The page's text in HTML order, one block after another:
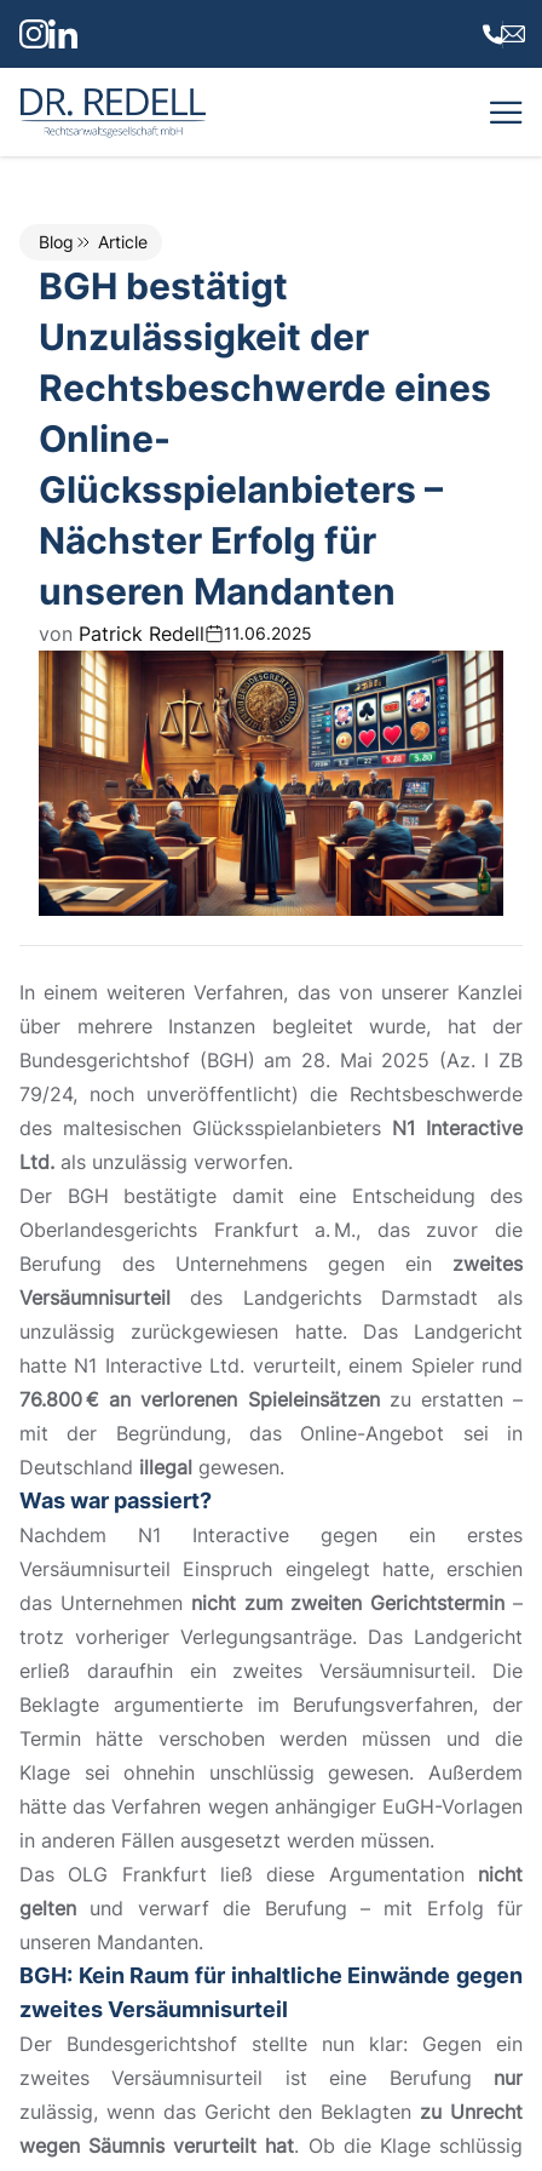
Dr. Redell Rechtsanwaltsgesellschaft mbH
Blog Article
BGH bestätigt
Unzulässigkeit der
Rechtsbeschwerde eines
Online-
Glücksspielanbieters –
Nächster Erfolg für
unseren Mandanten
von Patrick Redell 11.06.2025
In einem weiteren Verfahren, das von unserer Kanzlei
über mehrere Instanzen begleitet wurde, hat der
Bundesgerichtshof (BGH) am 28. Mai 2025 (Az. I ZB
79/24, noch unveröffentlicht) die Rechtsbeschwerde
des maltesischen Glücksspielanbieters N1 Interactive
Ltd. als unzulässig verworfen.
Der BGH bestätigte damit eine Entscheidung des
Oberlandesgerichts Frankfurt a. M., das zuvor die
Berufung des Unternehmens gegen ein zweites
Versäumnisurteil des Landgerichts Darmstadt als
unzulässig zurückgewiesen hatte. Das Landgericht
hatte N1 Interactive Ltd. verurteilt, einem Spieler rund
76.800 € an verlorenen Spieleinsätzenzu erstatten –
mit der Begründung, das Online-Angebot sei in
Deutschland illegal gewesen.
Was war passiert?
Nachdem N1 Interactive gegen ein erstes
Versäumnisurteil Einspruch eingelegt hatte, erschien
das Unternehmen nicht zum zweiten Gerichtstermin –
trotz vorheriger Verlegungsanträge. Das Landgericht
erließ daraufhin ein zweites Versäumnisurteil. Die
Beklagte argumentierte im Berufungsverfahren, der
Termin hätte verschoben werden müssen und die
Klage sei ohnehin unschlüssig gewesen. Außerdem
hätte das Verfahren wegen anhängiger EuGH-Vorlagen
in anderen Fällen ausgesetzt werden müssen.
Das OLG Frankfurt ließ diese Argumentation nicht
gelten und verwarf die Berufung – mit Erfolg für
unseren Mandanten.
BGH: Kein Raum für inhaltliche Einwände gegen
zweites Versäumnisurteil
Der Bundesgerichtshof stellte nun klar: Gegen ein
zweites Versäumnisurteil ist eine Berufung nur
zulässig, wenn das Gericht den Beklagten zu Unrecht
wegen Säumnis verurteilt hat. Ob die Klage schlüssig